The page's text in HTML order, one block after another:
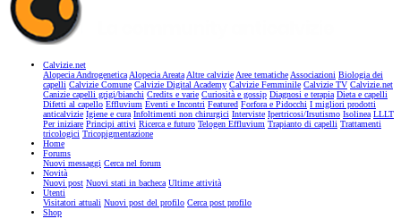
Calvizie.net
Alopecia AndrogeneticaAlopecia AreataAltre calvizieAree tematicheAssociazioni Biologia dei
capelli Calvizie Comune Calvizie Digital Academy Calvizie Femminile Calvizie TV Calvizie.net
Canizie capelli grigi/bianchi Credits e varie Curiosità e gossip Diagnosi e terapia Dieta e capelli
Difetti al capello Effluvium Eventi e Incontri Featured Forfora e Pidocchi I migliori prodotti
anticalvizie Igiene e cura Infoltimenti non chirurgici Interviste Ipertricosi/Irsutismo Isolinea LLLT
Per iniziare Principi attivi Ricerca e futuro Telogen Effluvium Trapianto di capelli Trattamenti
tricologici Tricopigmentazione
Home
Forums
Nuovi messaggi Cerca nel forum
Novità
Nuovi post Nuovi stati in bacheca Ultime attività
Utenti
Visitatori attuali Nuovi post del profilo Cerca post profilo
Shop